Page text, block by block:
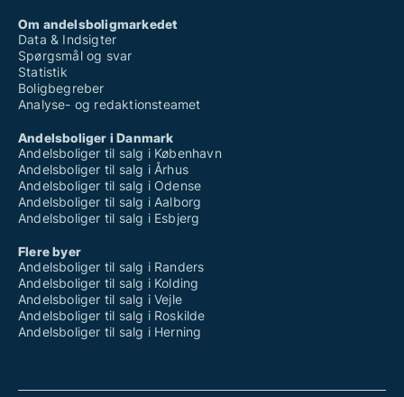
Om andelsboligmarkedet
Data & Indsigter
Spørgsmål og svar
Statistik
Boligbegreber
Analyse- og redaktionsteamet
Andelsboliger i Danmark
Andelsboliger til salg i København
Andelsboliger til salg i Århus
Andelsboliger til salg i Odense
Andelsboliger til salg i Aalborg
Andelsboliger til salg i Esbjerg
Flere byer
Andelsboliger til salg i Randers
Andelsboliger til salg i Kolding
Andelsboliger til salg i Vejle
Andelsboliger til salg i Roskilde
Andelsboliger til salg i Herning